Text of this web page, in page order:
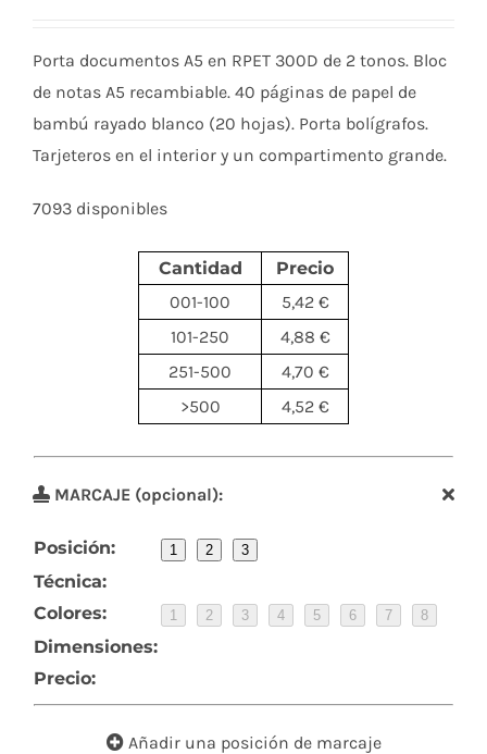
Porta documentos A5 en RPET 300D de 2 tonos. Bloc
de notas A5 recambiable. 40 páginas de papel de
bambú rayado blanco (20 hojas). Porta bolígrafos.
Tarjeteros en el interior y un compartimento grande.
7093 disponibles
Cantidad
Precio
001-100
5,42 €
101-250
4,88 €
251-500
4,70 €
>500
4,52 €
MARCAJE (opcional):
Posición: 1 2 3
Técnica:
Colores:
1 2 3 4 5 6 7 8
Dimensiones:
Precio:
Añadir una posición de marcaje